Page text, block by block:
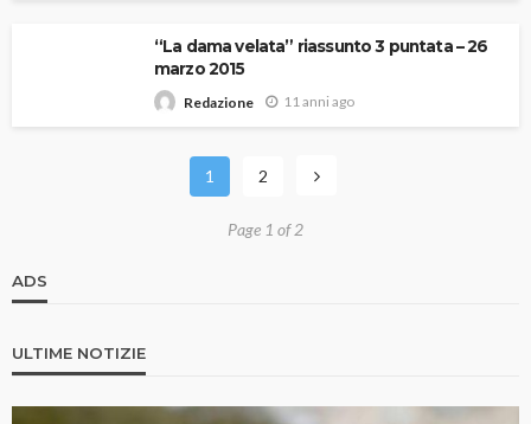
“La dama velata” riassunto 3 puntata – 26
marzo 2015
Redazione 11 anni ago
1 2
Page 1 of 2
ADS
ULTIME NOTIZIE